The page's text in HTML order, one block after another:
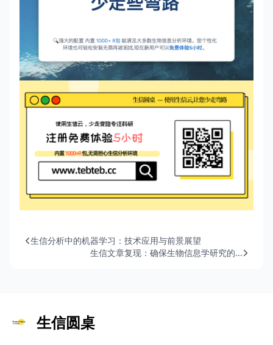
生信分析中的机器学习：技术应用与前景展望
生信文章复现：确保生物信息学研究的...
生信圆桌